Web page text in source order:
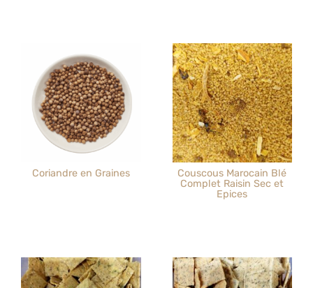
Coriandre en Graines
Couscous Marocain Blé
Complet Raisin Sec et
Epices